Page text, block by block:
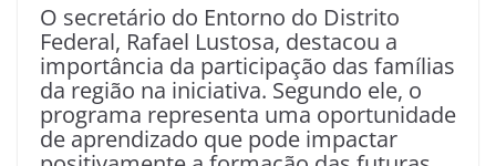
O secretário do Entorno do Distrito
Federal, Rafael Lustosa, destacou a
importância da participação das famílias
da região na iniciativa. Segundo ele, o
programa representa uma oportunidade
de aprendizado que pode impactar